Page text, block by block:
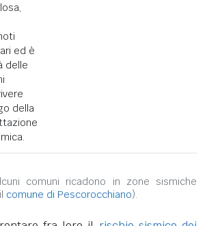
ed è
delle
della
comuni ricadono in zone sismiche
comune di Pescorocchiano).